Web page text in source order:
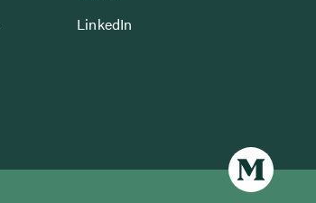
LinkedIn